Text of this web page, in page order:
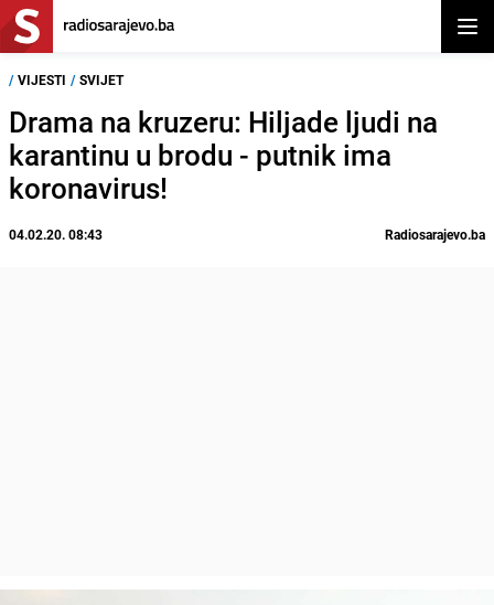
/ VIJESTI / SVIJET
Drama na kruzeru: Hiljade ljudi na
karantinu u brodu - putnik ima
koronavirus!
04.02.20. 08:43 Radiosarajevo.ba